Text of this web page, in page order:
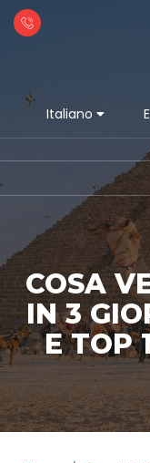
Italiano
COSA
IN 3
E TOP